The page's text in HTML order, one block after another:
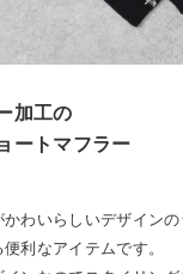
加工の
ートマフラー
かわいらしいデザイン
利なアイテムです。